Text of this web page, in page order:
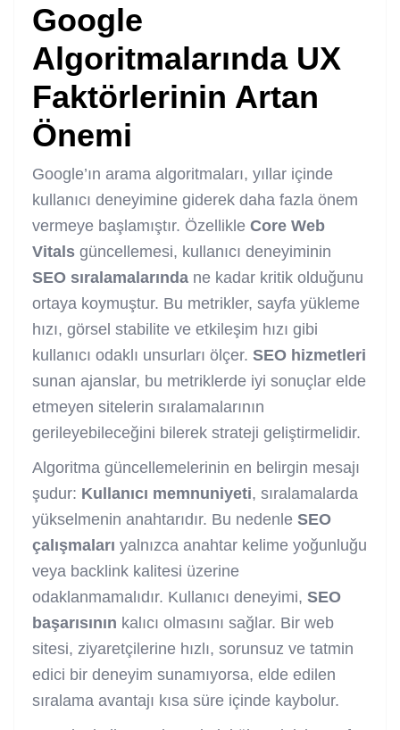
Google
Algoritmalarında UX
Faktörlerinin Artan
Önemi
Google’ın arama algoritmaları, yıllar içinde
kullanıcı deneyimine giderek daha fazla önem
vermeye başlamıştır. Özellikle Core Web
Vitals güncellemesi, kullanıcı deneyiminin
SEO sıralamalarında ne kadar kritik olduğunu
ortaya koymuştur. Bu metrikler, sayfa yükleme
hızı, görsel stabilite ve etkileşim hızı gibi
kullanıcı odaklı unsurları ölçer. SEO hizmetleri
sunan ajanslar, bu metriklerde iyi sonuçlar elde
etmeyen sitelerin sıralamalarının
gerileyebileceğini bilerek strateji geliştirmelidir.
Algoritma güncellemelerinin en belirgin mesajı
şudur: Kullanıcı memnuniyeti, sıralamalarda
yükselmenin anahtarıdır. Bu nedenle SEO
çalışmaları yalnızca anahtar kelime yoğunluğu
veya backlink kalitesi üzerine
odaklanmamalıdır. Kullanıcı deneyimi, SEO
başarısının kalıcı olmasını sağlar. Bir web
sitesi, ziyaretçilerine hızlı, sorunsuz ve tatmin
edici bir deneyim sunamıyorsa, elde edilen
sıralama avantajı kısa süre içinde kaybolur.